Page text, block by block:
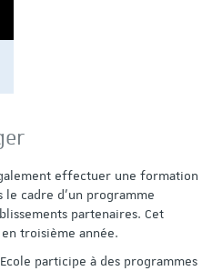
effectuer une formation
le cadre d'un programme
partenaires. Cet
troisième année.
participe à des programmes